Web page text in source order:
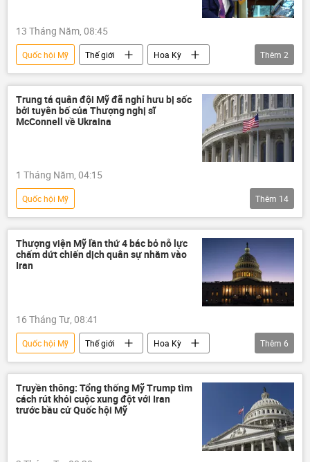
13 Tháng Năm, 08:45
Quốc hội Mỹ Thế giới
Hoa Kỳ
Quân sự
Donald Trump
Thêm 2
Trung tá quân đội Mỹ đã nghỉ hưu bị sốc
bởi tuyên bố của Thượng nghị sĩ
McConnell về Ukraina
1 Tháng Năm, 04:15
Quốc hội Mỹ
Chiến dịch quân sự đặc biệt tại Ukraina
Nga
Ukraina
Hoa Kỳ
Chính trị
Donald Trump
xung đột quân sự
Cuộc khủng hoảng ở Ukraina
Quốc hội
Lầu Năm Góc
Thêm 14
Thượng viện Mỹ lần thứ 4 bác bỏ nỗ lực
chấm dứt chiến dịch quân sự nhằm vào
Iran
16 Tháng Tư, 08:41
Quốc hội Mỹ Thế giới
Hoa Kỳ
Iran
Xung đột Mỹ-Iran
Leo thang căng thẳng giữa Israel và Iran
Trung Đông
Thượng viện Mỹ
Thêm 6
Truyền thông: Tổng thống Mỹ Trump tìm
cách rút khỏi cuộc xung đột với Iran
trước bầu cử Quốc hội Mỹ